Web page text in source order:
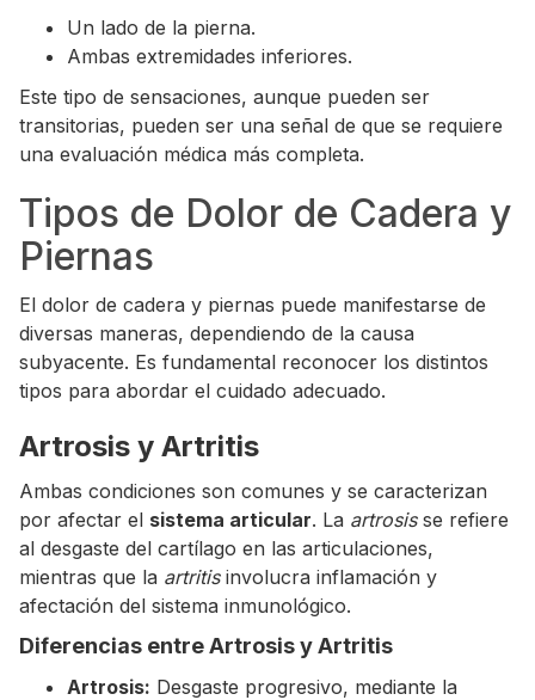
Un lado de la pierna.
Ambas extremidades inferiores.
Este tipo de sensaciones, aunque pueden ser
transitorias, pueden ser una señal de que se requiere
una evaluación médica más completa.
Tipos de Dolor de Cadera y
Piernas
El dolor de cadera y piernas puede manifestarse de
diversas maneras, dependiendo de la causa
subyacente. Es fundamental reconocer los distintos
tipos para abordar el cuidado adecuado.
Artrosis y Artritis
Ambas condiciones son comunes y se caracterizan
por afectar el sistema articular. La artrosisse refiere
al desgaste del cartílago en las articulaciones,
mientras que la artritisinvolucra inflamación y
afectación del sistema inmunológico.
Diferencias entre Artrosis y Artritis
Artrosis: Desgaste progresivo, mediante la